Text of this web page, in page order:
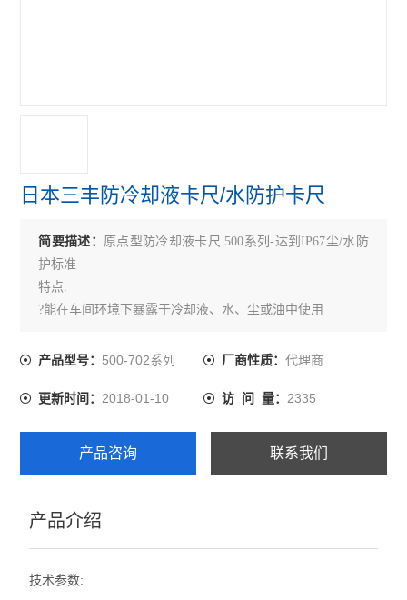
日本三丰防冷却液卡尺/水防护卡尺
简要描述： 原点型防冷却液卡尺 500系列-达到IP67尘/水防
护标准
特点:
?能在车间环境下暴露于冷却液、水、尘或油中使用
?*的设计款式
?自动电源开/关
产品型号： 500-702系列 厂商性质： 代理商
更新时间：2018-01-10 访 问 量： 2335
产品咨询 联系我们
产品介绍
技术参数: